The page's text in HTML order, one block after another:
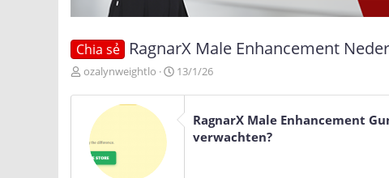
Chia sẻ RagnarX Male Enhancement
T
r
ozalynweightlo
N
à
y
g
13/1/26
RagnarX Male Enhancement
verwachten?